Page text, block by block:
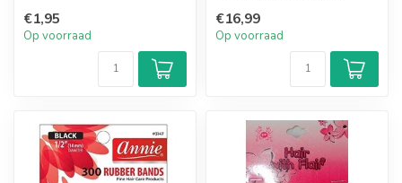
€1,95
Op voorraad
ultieme keuze...
€16,99
Op voorraad